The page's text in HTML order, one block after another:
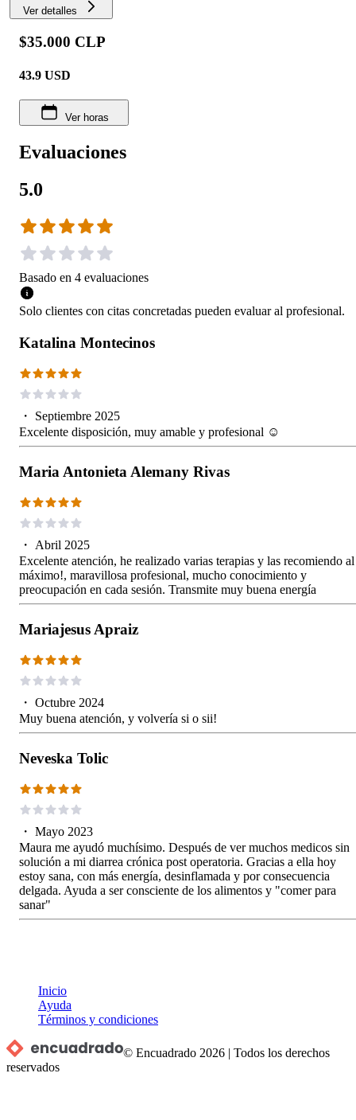
Ver detalles
$35.000 CLP
43.9 USD
Ver horas
Evaluaciones
5.0
Basado en 4 evaluaciones
Solo clientes con citas concretadas pueden evaluar al profesional.
Katalina Montecinos
・ Septiembre 2025
Excelente disposición, muy amable y profesional ☺️
Maria Antonieta Alemany Rivas
・ Abril 2025
Excelente atención, he realizado varias terapias y las recomiendo al
máximo!, maravillosa profesional, mucho conocimiento y
preocupación en cada sesión. Transmite muy buena energía
Mariajesus Apraiz
・ Octubre 2024
Muy buena atención, y volvería si o sii!
Neveska Tolic
・ Mayo 2023
Maura me ayudó muchísimo. Después de ver muchos medicos sin
solución a mi diarrea crónica post operatoria. Gracias a ella hoy
estoy sana, con más energía, desinflamada y por consecuencia
delgada. Ayuda a ser consciente de los alimentos y "comer para
sanar"
Inicio
Ayuda
Términos y condiciones
© Encuadrado 2026 |Todos los derechos
reservados